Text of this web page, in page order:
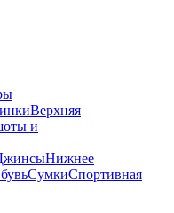
Верхняя
и
Нижнее
СумкиСпортивная